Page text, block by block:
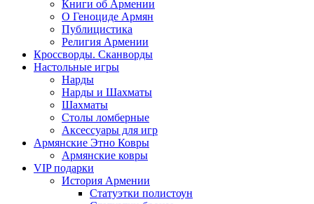
Книги об Армении
О Геноциде Армян
Публицистика
Религия Армении
Кроссворды. Сканворды
Настольные игры
Нарды
Нарды и Шахматы
Шахматы
Столы ломберные
Аксессуары для игр
Армянские Этно Ковры
Армянские ковры
VIP подарки
История Армении
Статуэтки полистоун